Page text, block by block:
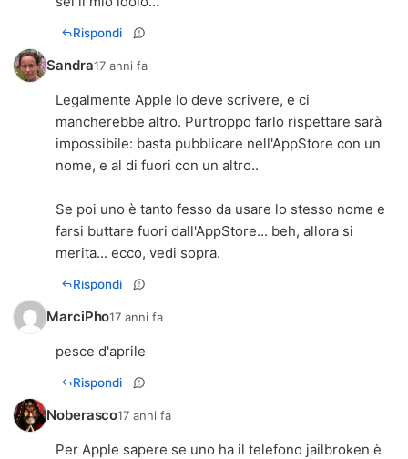
Rispondi
Sandra17 anni fa
Legalmente Apple lo deve scrivere, e ci
mancherebbe altro. Purtroppo farlo rispettare sarà
impossibile: basta pubblicare nell'AppStore con un
nome, e al di fuori con un altro..
Se poi uno è tanto fesso da usare lo stesso nome e
farsi buttare fuori dall'AppStore... beh, allora si
merita... ecco, vedi sopra.
Rispondi
MarciPho17 anni fa
pesce d'aprile
Rispondi
Noberasco17 anni fa
Per Apple sapere se uno ha il telefono jailbroken è